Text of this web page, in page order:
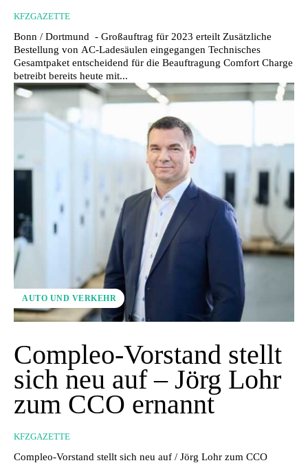
KFZGAZETTE
Bonn / Dortmund - Großauftrag für 2023 erteilt Zusätzliche
Bestellung von AC-Ladesäulen eingegangen Technisches
Gesamtpaket entscheidend für die Beauftragung Comfort Charge
betreibt bereits heute mit...
AUTO UND VERKEHR
Compleo-Vorstand stellt
sich neu auf – Jörg Lohr
zum CCO ernannt
KFZGAZETTE
Compleo-Vorstand stellt sich neu auf / Jörg Lohr zum CCO